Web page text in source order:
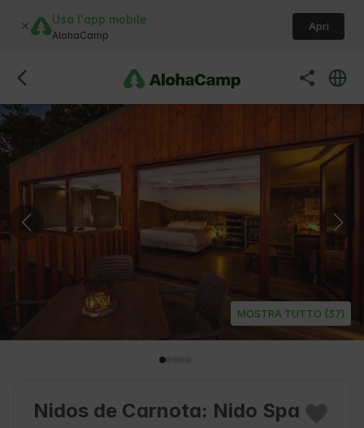
Usa l'app mobile
AlohaCamp
Apri
MOSTRA TUTTO (37)
Nidos de Carnota: Nido Spa